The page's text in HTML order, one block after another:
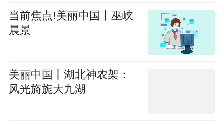
当前焦点!美丽中国丨巫峡
晨景
美丽中国丨湖北神农架：
风光旖旎大九湖